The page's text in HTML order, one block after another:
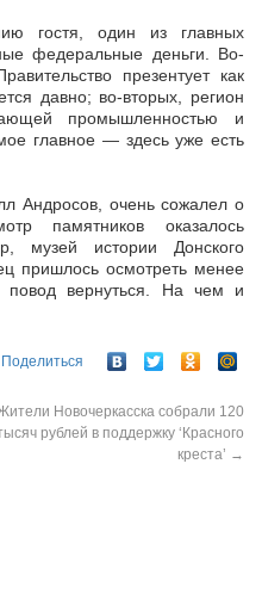
гостя, один из главных
федеральные деньги. Во-
презентует как
давно; во-вторых, регион
промышленностью и
главное — здесь уже есть
Андросов, очень сожалел о
памятников оказалось
музей истории Донского
пришлось осмотреть менее
повод вернуться. На чем и
Поделиться
Новочеркасска собрали 120
рублей в поддержку ‘Красного
креста’ →